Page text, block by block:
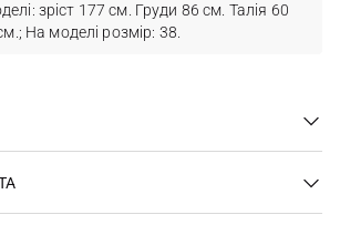
зріст 177 см. Груди 86 см. Талія 60
На моделі розмір: 38.